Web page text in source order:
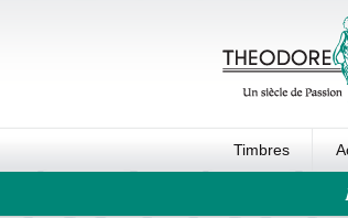
Timbres
Ordre au panier